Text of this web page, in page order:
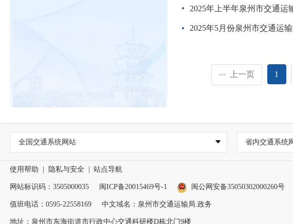
2025年上半年泉州市交通运
2025年5月份泉州市交通运
<< 上一页 1
全国交通系统网站 省内交通系统
使用帮助 隐私与安全 站点导航
网站标识码：3505000035 闽ICP备20015469号-1 闽公网安备35050302000260号
值班电话：0595-22558169 中文域名：泉州市交通运输局.政务
地址：泉州市东海街道市行政中心交通科研楼D栋北门9楼